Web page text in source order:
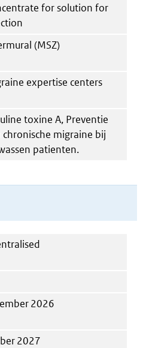
for solution for
(MSZ)
expertise centers
toxine A, Preventie
chronische migraine bij
patienten.
2026
2027